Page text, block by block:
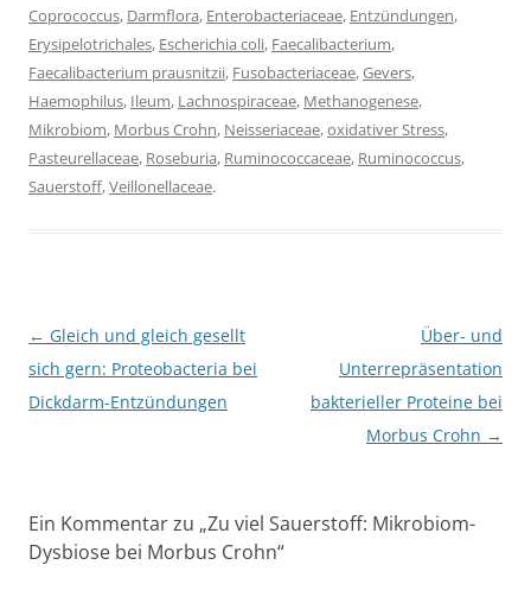
Coprococcus, Darmflora, Enterobacteriaceae, Entzündungen,
Erysipelotrichales, Escherichia coli, Faecalibacterium,
Faecalibacterium prausnitzii, Fusobacteriaceae,Gevers,
Haemophilus, Ileum, Lachnospiraceae, Methanogenese,
Mikrobiom, Morbus Crohn, Neisseriaceae,oxidativer Stress,
Pasteurellaceae, Roseburia, Ruminococcaceae, Ruminococcus,
Sauerstoff,Veillonellaceae.
Beitragsnavigation
← Gleich und gleich gesellt
sich gern: Proteobacteria bei
Dickdarm-Entzündungen
Über- und
Unterrepräsentation
bakterieller Proteine bei
Morbus Crohn →
Ein Kommentar zu „Zu viel Sauerstoff: Mikrobiom-
Dysbiose bei Morbus Crohn“